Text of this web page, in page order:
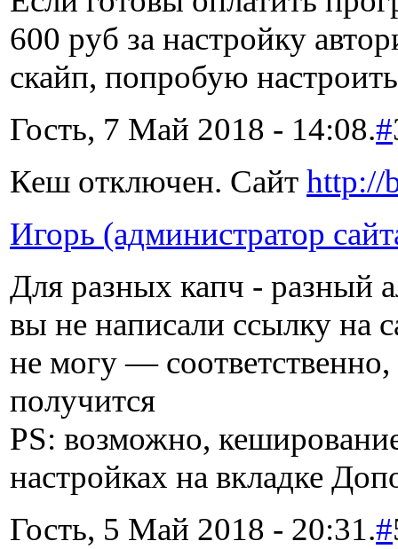
600 руб за настройку
скайп, попробую настроить
Гость, 7 Май 2018 - 14:08.#
Кеш отключен. Сайт http://
Игорь (администратор
Для разных капч - разный
вы не написали ссылку на
не могу — соответственно,
получится
PS: возможно,
настройках на вкладке
Гость, 5 Май 2018 - 20:31.#